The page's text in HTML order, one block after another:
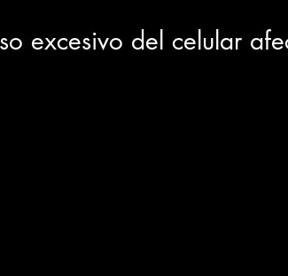
excesivo del celular